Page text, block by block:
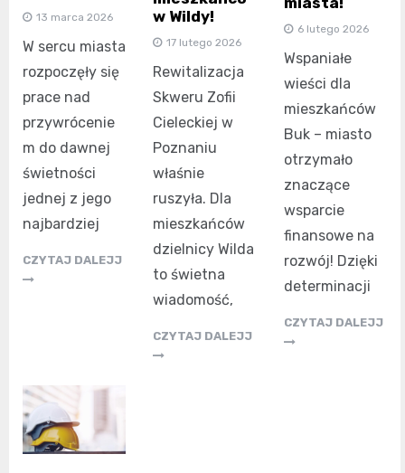
13 marca 2026
W sercu miasta
rozpoczęły się
prace nad
przywrócenie
m do dawnej
świetności
jednej z jego
najbardziej
CZYTAJ DALEJJ
w Wildy!
17 lutego 2026
Rewitalizacja
Skweru Zofii
Cieleckiej w
Poznaniu
właśnie
ruszyła. Dla
mieszkańców
dzielnicy Wilda
to świetna
wiadomość,
CZYTAJ DALEJJ
6 lutego 2026
Wspaniałe
wieści dla
mieszkańców
Buk – miasto
otrzymało
znaczące
wsparcie
finansowe na
rozwój! Dzięki
determinacji
CZYTAJ DALEJJ